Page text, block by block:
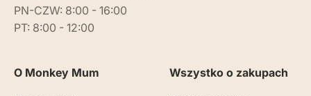
PN-CZW: 8:00 - 16:00
PT: 8:00 - 12:00
O Monkey Mum Wszystko o zakupach